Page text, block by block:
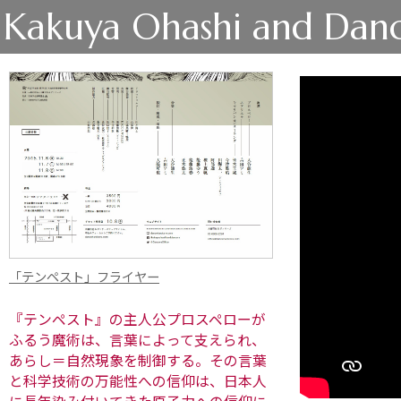
Kakuya Ohashi and
「テンペスト」フライヤー
『テンペスト』の主人公プロスペローが
ふるう魔術は、言葉によって支えられ、
あらし＝自然現象を制御する。その言葉
と科学技術の万能性への信仰は、日本人